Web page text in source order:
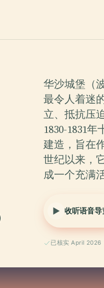
华沙城堡（
最令人着迷
立、抵抗压
1830-1831
建造，旨在
世纪以来，
成一个充满
收听语音导
已核实 April 2026